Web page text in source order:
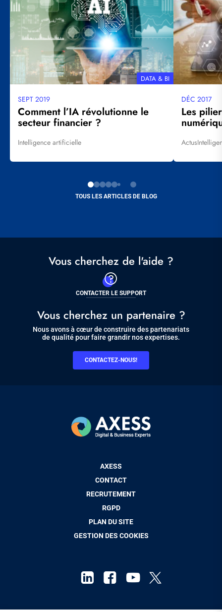
TOUS LES ARTICLES DE BLOG
THÉMATIQUE
DATA & BI
Date
mise
à
jour
SEPT 2019
Comment l’IA révolutionne le
secteur financier ?
Tags
Intelligence artificielle
Date
mise
à
jour
DÉC 2017
Les
Tags
Actus
Vous cherchez de l'aide ?
CONTACTER LE SUPPORT
Vous cherchez un partenaire ?
Nous avons à cœur de construire des partenariats
de qualité pour faire grandir nos expertises.
CONTACTEZ-NOUS!
AXESS
CONTACT
RECRUTEMENT
RGPD
PLAN DU SITE
GESTION DES COOKIES